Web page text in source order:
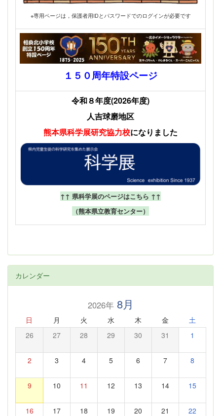
※専用ページは，保護者用IDとパスワードでのログインが必要です
１５０周年特設ページ
令和８年度(2026年度)
人吉球磨地区
熊本県科学展研究協力校になりました
↑↑ 県科学展のページはこちら ↑↑
（熊本県立教育センター）
カレンダー
2026年8月
日 月 火 水 木 金 土
26 27 28 29 30 31 1
2 3 4 5 6 7 8
9 10 11 12 13 14 15
16 17 18 19 20 21 22